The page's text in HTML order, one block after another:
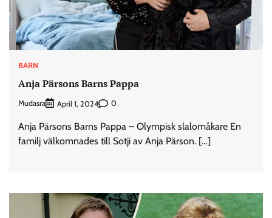
BARN
Anja Pärsons Barns Pappa
Mudasra April 1, 2024 0
Anja Pärsons Barns Pappa – Olympisk slalomåkare En
familj välkomnades till Sotji av Anja Pärson. […]